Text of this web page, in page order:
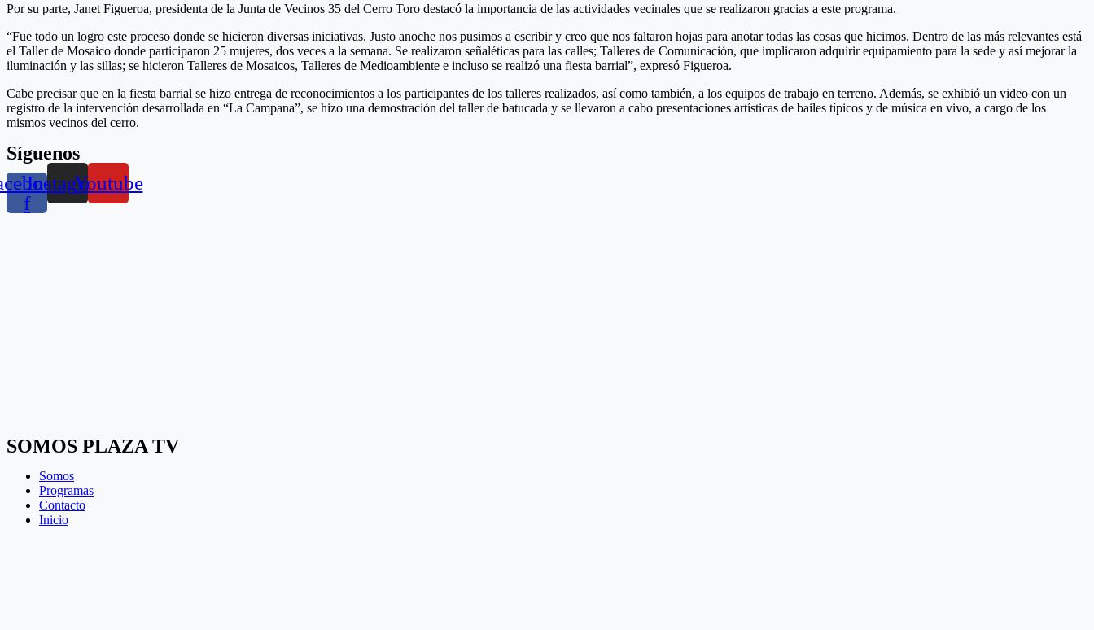
Por su parte, Janet Figueroa, presidenta de la Junta de Vecinos 35 del Cerro Toro destacó la importancia de las actividades vecinales que se realizaron gracias a este programa.
“Fue todo un logro este proceso donde se hicieron diversas iniciativas. Justo anoche nos pusimos a escribir y creo que nos faltaron hojas para anotar todas las cosas que hicimos. Dentro de las más relevantes está
el Taller de Mosaico donde participaron 25 mujeres, dos veces a la semana. Se realizaron señaléticas para las calles; Talleres de Comunicación, que implicaron adquirir equipamiento para la sede y así mejorar la
iluminación y las sillas; se hicieron Talleres de Mosaicos, Talleres de Medioambiente e incluso se realizó una fiesta barrial”, expresó Figueroa.
Cabe precisar que en la fiesta barrial se hizo entrega de reconocimientos a los participantes de los talleres realizados, así como también, a los equipos de trabajo en terreno. Además, se exhibió un video con un
registro de la intervención desarrollada en “La Campana”, se hizo una demostración del taller de batucada y se llevaron a cabo presentaciones artísticas de bailes típicos y de música en vivo, a cargo de los
mismos vecinos del cerro.
Síguenos
f
InstagramYoutube
SOMOS PLAZA TV
Somos
Programas
Contacto
Inicio